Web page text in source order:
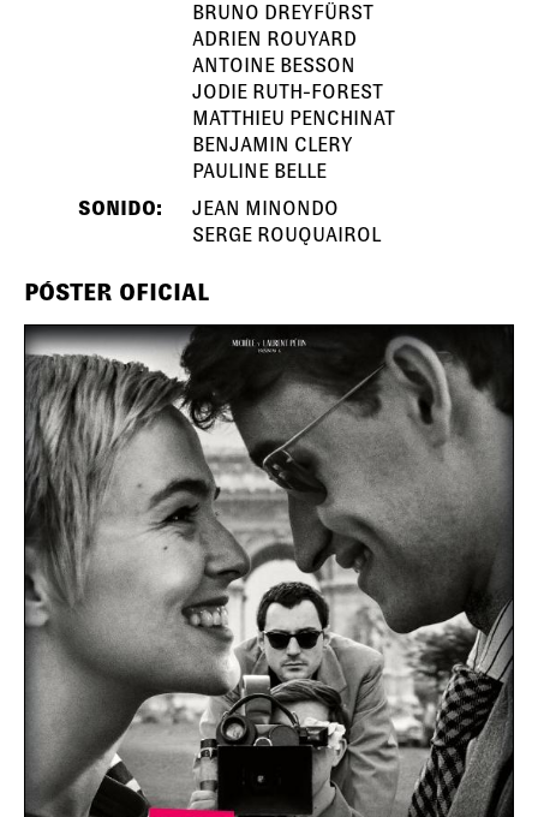
BRUNO DREYFÜRST
ADRIEN ROUYARD
ANTOINE BESSON
JODIE RUTH-FOREST
MATTHIEU PENCHINAT
BENJAMIN CLERY
PAULINE BELLE
SONIDO:
JEAN MINONDO
SERGE ROUQUAIROL
PÓSTER OFICIAL